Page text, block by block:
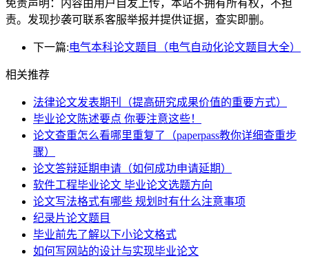
免责声明：内容由用户自发上传，本站不拥有所有权，不担
责。发现抄袭可联系客服举报并提供证据，查实即删。
下一篇:电气本科论文题目（电气自动化论文题目大全）
相关推荐
法律论文发表期刊（提高研究成果价值的重要方式）
毕业论文陈述要点 你要注意这些！
论文查重怎么看哪里重复了（paperpass教你详细查重步
骤）
论文答辩延期申请（如何成功申请延期）
软件工程毕业论文 毕业论文选题方向
论文写法格式有哪些 规划时有什么注意事项
纪录片论文题目
毕业前先了解以下小论文格式
如何写网站的设计与实现毕业论文